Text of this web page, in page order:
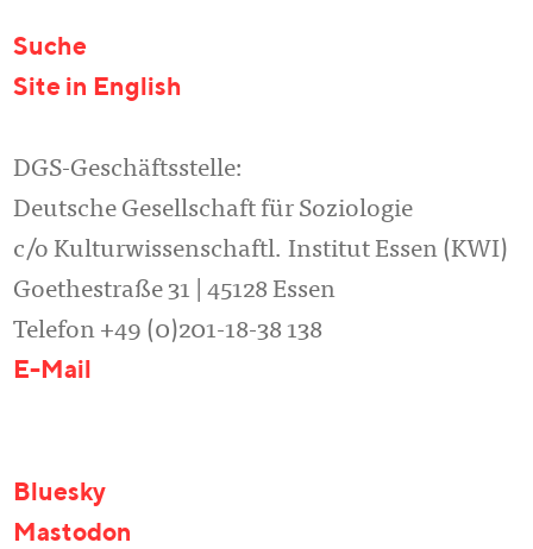
Suche
Site in English
DGS-Geschäftsstelle:
Deutsche Gesellschaft für Soziologie
c/o Kulturwissenschaftl. Institut Essen (KWI)
Goethestraße 31 | 45128 Essen
Telefon +49 (0)201-18-38 138
E-Mail
Bluesky
Mastodon